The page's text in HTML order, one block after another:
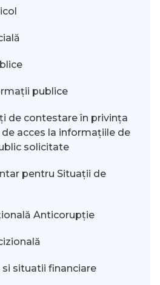
publice
de contestare în privinţa
acces la informaţiile de
solicitate
pentru Situații de
Anticorupție
situatii financiare